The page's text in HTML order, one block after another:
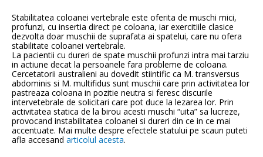
Stabilitatea coloanei vertebrale este oferita de muschi mici,
profunzi, cu insertia direct pe coloana, iar exercitiile clasice
dezvolta doar muschii de suprafata ai spatelui, care nu ofera
stabilitate coloanei vertebrale.
La pacientii cu dureri de spate muschii profunzi intra mai tarziu
in actiune decat la persoanele fara probleme de coloana.
Cercetatorii australieni au dovedit stiintific ca M. transversus
abdominis si M. multifidus sunt muschii care prin activitatea lor
pastreaza coloana in pozitie neutra si feresc discurile
intervetebrale de solicitari care pot duce la lezarea lor. Prin
activitatea statica de la birou acesti muschi “uita” sa lucreze,
provocand instabilitatea coloanei si dureri din ce in ce mai
accentuate. Mai multe despre efectele statului pe scaun puteti
afla accesand articolul acesta.